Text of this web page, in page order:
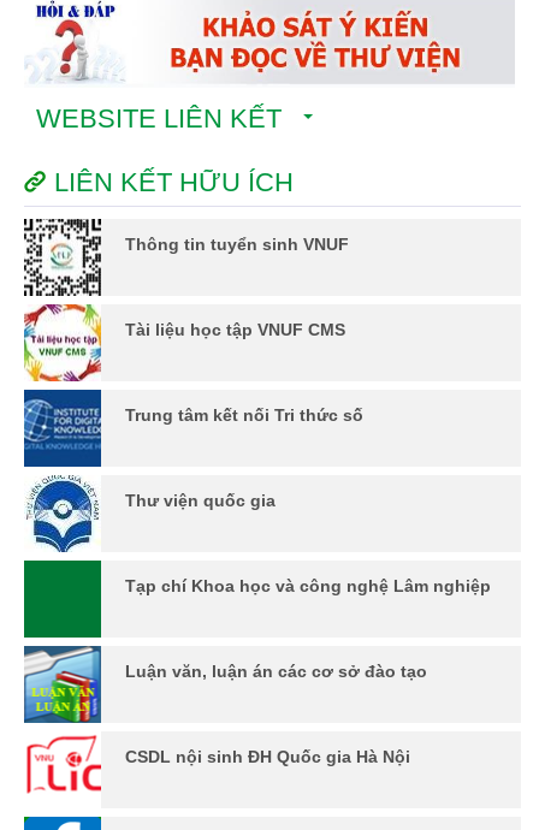
WEBSITE LIÊN KẾT
LIÊN KẾT HỮU ÍCH
Thông tin tuyển sinh VNUF
Tài liệu học tập VNUF CMS
Trung tâm kết nối Tri thức số
Thư viện quốc gia
Tạp chí Khoa học và công nghệ Lâm nghiệp
Luận văn, luận án các cơ sở đào tạo
CSDL nội sinh ĐH Quốc gia Hà Nội